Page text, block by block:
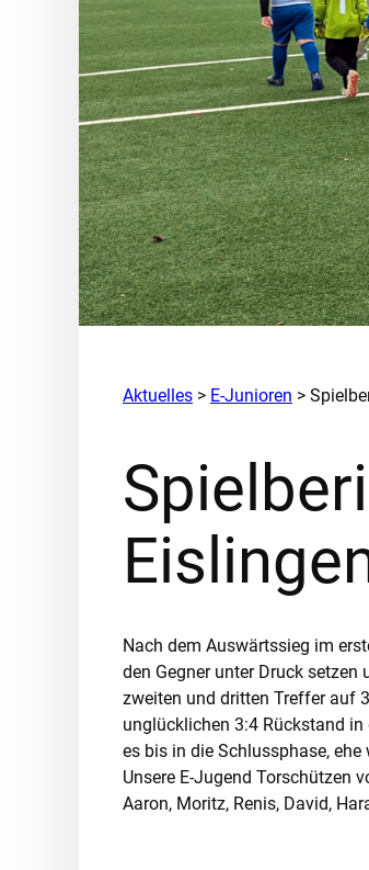
Aktuelles > E-Junioren >
Nach dem Auswärtssieg im
den Gegner unter Druck
zweiten und dritten Treffer auf
unglücklichen 3:4 Rückstand
es bis in die Schlussphase,
Unsere E-Jugend Torschützen
Aaron, Moritz, Renis, David,